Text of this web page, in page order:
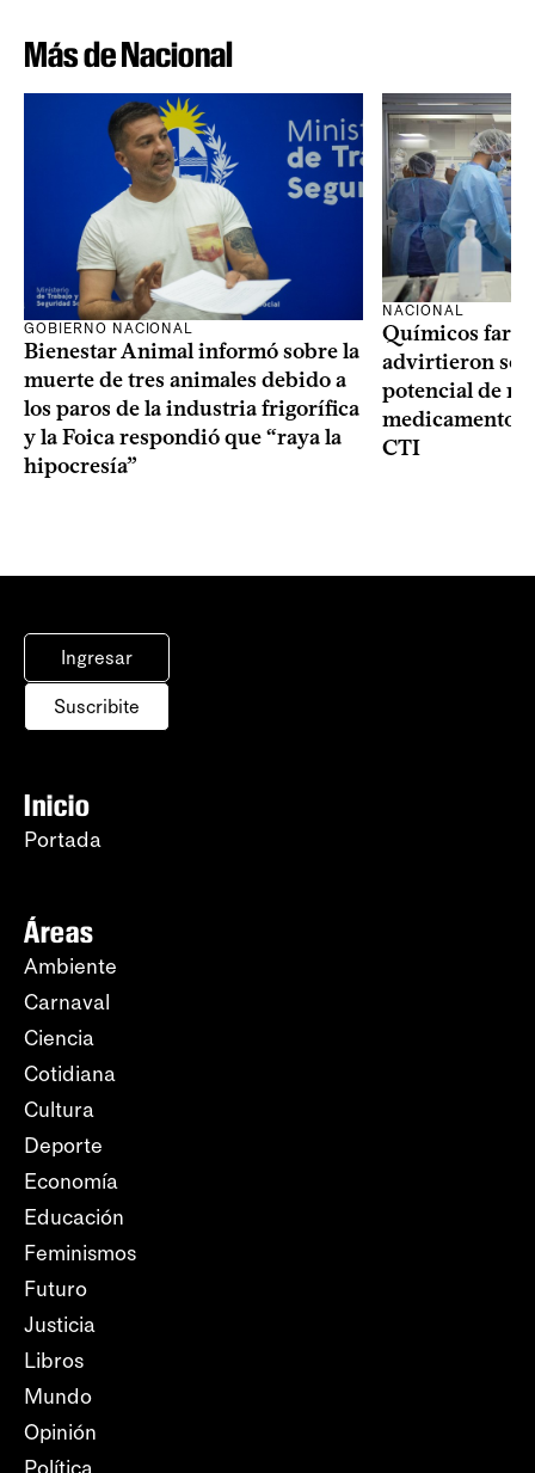
Más de Nacional
GOBIERNO NACIONAL
Bienestar Animal informó sobre la
muerte de tres animales debido a
los paros de la industria frigorífica
y la Foica respondió que “raya la
hipocresía”
NACIONAL
Químicos
advirtieron
potencial de
medicamentos
CTI
Ingresar
Suscribite
Inicio
Portada
Áreas
Ambiente
Carnaval
Ciencia
Cotidiana
Cultura
Deporte
Economía
Educación
Feminismos
Futuro
Justicia
Libros
Mundo
Opinión
Política